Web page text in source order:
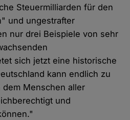
Steuermilliarden für den
und ungestrafter
nur drei Beispiele von sehr
sich jetzt eine historische
kann endlich zu
Menschen aller
und